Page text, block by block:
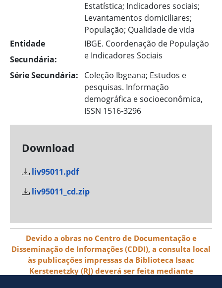
Estatística; Indicadores sociais;
Levantamentos domiciliares;
População; Qualidade de vida
Entidade
Secundária:
IBGE. Coordenação de População
e Indicadores Sociais
Série Secundária:
Coleção Ibgeana; Estudos e
pesquisas. Informação
demográfica e socioeconômica,
ISSN 1516-3296
Download
liv95011.pdf
liv95011_cd.zip
Devido a obras no Centro de Documentação e
Disseminação de Informações (CDDI), a consulta local
às publicações impressas da Biblioteca Isaac
Kerstenetzky (RJ) deverá ser feita mediante